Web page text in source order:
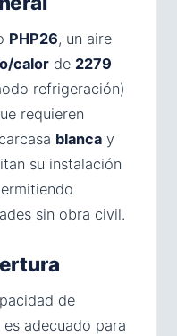
PHP26, un aire
calor de 2279
refrigeración)
requieren
blanca y
su instalación
sin obra civil.
de
adecuado para